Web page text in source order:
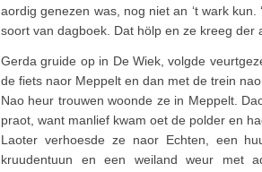
aordig genezen was, nog niet an ‘t wark
soort van dagboek. Dat hölp en ze kreeg der
Gerda gruide op in De Wiek, volgde
de fiets naor Meppelt en dan met de trein
Nao heur trouwen woonde ze in Meppelt.
praot, want manlief kwam oet de polder en
Laoter verhoesde ze naor Echten, een
kruudentuun en een weiland weur met